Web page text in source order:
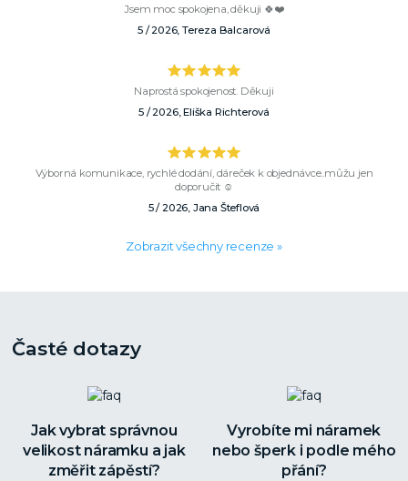
Jsem moc spokojena, děkuji 🍀❤️
5 / 2026, Tereza Balcarová
Naprostá spokojenost. Děkuji
5 / 2026, Eliška Richterová
Výborná komunikace, rychlé dodání, dáreček k objednávce..můžu jen
doporučit ☺️
5 / 2026, Jana Šteflová
Zobrazit všechny recenze »
Časté dotazy
Jak vybrat správnou
velikost náramku a jak
změřit zápěstí?
Vyrobíte mi náramek
nebo šperk i podle mého
přání?